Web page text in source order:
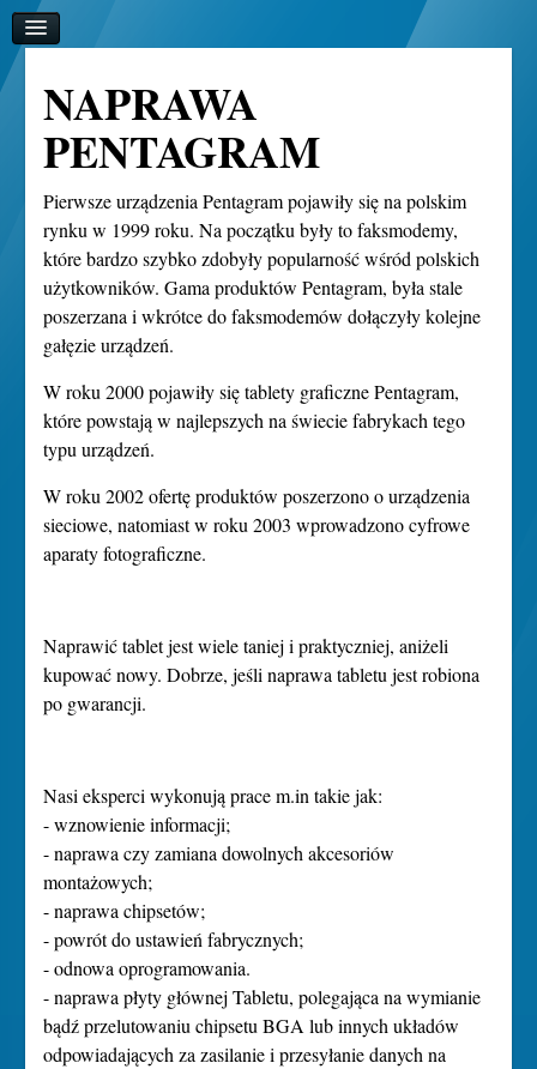
NAPRAWA
PENTAGRAM
Pierwsze urządzeniaPentagrampojawiły się na polskim
rynku w 1999 roku. Na początku były to faksmodemy,
które bardzo szybko zdobyły popularność wśród polskich
użytkowników. Gama produktów Pentagram, była stale
poszerzana i wkrótce do faksmodemów dołączyły kolejne
gałęzie urządzeń.
W roku 2000 pojawiły się tablety graficzne Pentagram,
które powstają w najlepszych na świecie fabrykach tego
typu urządzeń.
W roku 2002 ofertę produktów poszerzono o urządzenia
sieciowe, natomiast w roku 2003 wprowadzono cyfrowe
aparaty fotograficzne.
Naprawić tablet jest wiele taniej i praktyczniej, aniżeli
kupować nowy. Dobrze, jeśli naprawa tabletu jest robiona
po gwarancji.
Nasi eksperci wykonują prace m.in takie jak:
- wznowienie informacji;
- naprawa czy zamiana dowolnych akcesoriów
montażowych;
- naprawa chipsetów;
- powrót do ustawień fabrycznych;
- odnowa oprogramowania.
- naprawa płyty głównej Tabletu, polegająca na wymianie
bądź przelutowaniu chipsetu BGA lub innych układów
odpowiadających za zasilanie i przesyłanie danych na